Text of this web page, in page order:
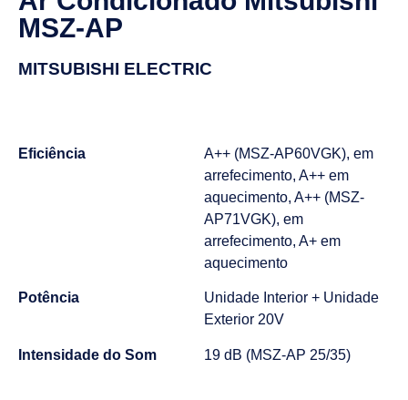
MSZ-AP
MITSUBISHI ELECTRIC
Eficiência
A++ (MSZ-AP60VGK), em
arrefecimento, A++ em
aquecimento, A++ (MSZ-
AP71VGK), em
arrefecimento, A+ em
aquecimento
Potência
Unidade Interior + Unidade
Exterior 20V
Intensidade do Som 19 dB (MSZ-AP 25/35)